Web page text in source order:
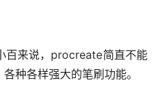
百来说，procreate简直不能
种各样强大的笔刷功能。